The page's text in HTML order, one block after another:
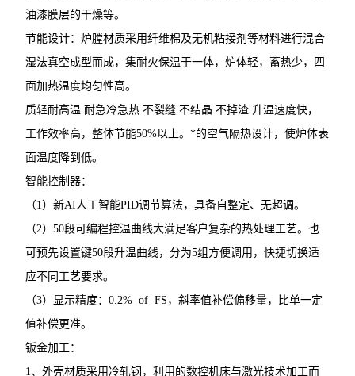
油漆膜层的干燥等。
节能设计：炉膛材质采用纤维棉及无机粘接剂等材料进行混合
湿法真空成型而成，集耐火保温于一体，炉体轻，蓄热少，四
面加热温度均匀性高。
质轻耐高温.耐急冷急热.不裂缝.不结晶.不掉渣.升温速度快，
工作效率高，整体节能50%以上。*的空气隔热设计，使炉体表
面温度降到低。
智能控制器：
（1）新AI人工智能PID调节算法，具备自整定、无超调。
（2）50段可编程控温曲线大满足客户复杂的热处理工艺。也
可预先设置键50段升温曲线，分为5组方便调用，快捷切换适
应不同工艺要求。
（3）显示精度：0.2% of FS，斜率值补偿偏移量，比单一定
值补偿更准。
钣金加工：
1、外壳材质采用冷轧钢，利用的数控机床与激光技术加工而